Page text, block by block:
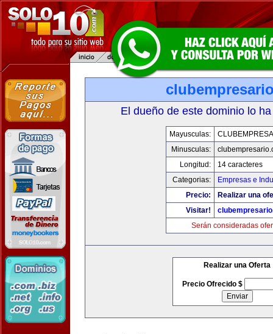
El dueño de este dominio lo
Mayusculas:
Minusculas:
Longitud:
14 caracteres
Categorias:
Empresas e
Precio:
Realizar una
Visitar!
Serán consideradas
Realizar una Oferta
Precio Ofrecido $